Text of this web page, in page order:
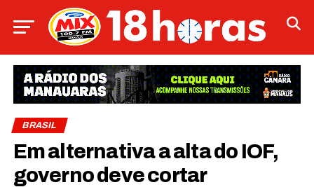
BRASIL
Em alternativa a alta do IOF,
governo deve cortar